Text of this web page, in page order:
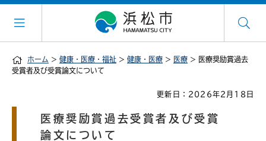
ホーム > 健康・医療・福祉 > 健康・医療 > 医療 > 医療奨励賞過去
受賞者及び受賞論文について
更新日：2026年2月18日
医療奨励賞過去受賞者及び受賞
論文について